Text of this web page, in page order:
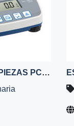
BALANZA CUENTAPIEZAS PCE-BSH 6000